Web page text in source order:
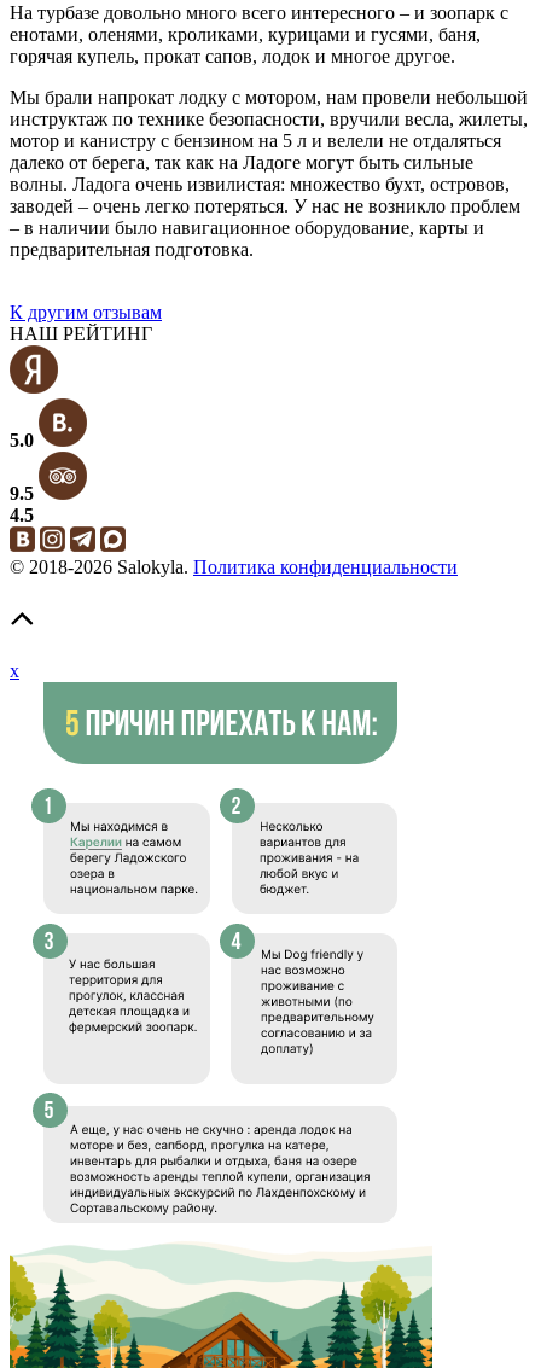
На турбазе довольно много всего интересного – и зоопарк с
енотами, оленями, кроликами, курицами и гусями, баня,
горячая купель, прокат сапов, лодок и многое другое.
Мы брали напрокат лодку с мотором, нам провели небольшой
инструктаж по технике безопасности, вручили весла, жилеты,
мотор и канистру с бензином на 5 л и велели не отдаляться
далеко от берега, так как на Ладоге могут быть сильные
волны. Ладога очень извилистая: множество бухт, островов,
заводей – очень легко потеряться. У нас не возникло проблем
– в наличии было навигационное оборудование, карты и
предварительная подготовка.
К другим отзывам
НАШ РЕЙТИНГ
5.0
9.5
4.5
© 2018-2026 Salokyla. Политика конфиденциальности
x